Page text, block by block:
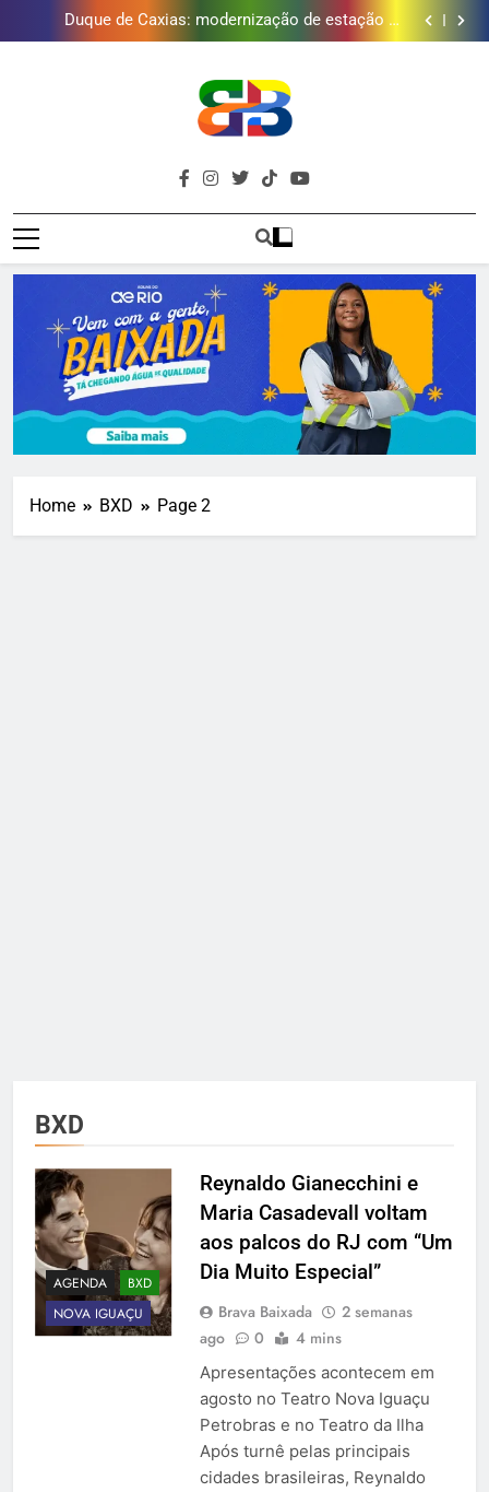
tratamento reforça abastecimento de água
Guanabara tem diversas opções de vinhos para
presentear o seu pai. Descubra como escolher o que
Gastro Samba reúne Nosso Sentimento e Gustavo
Golfe e fortalece projeto que atende 140 crianças
Duque de Caxias: modernização de estação de
tratamento reforça abastecimento de água
Guanabara tem diversas opções de vinhos para
presentear o seu pai. Descubra como escolher o que
mais combina com ele
Gastro Samba reúne Nosso Sentimento e Gustavo
Lins em Nova Iguaçu neste fim de semana
Brava
Baixada
Baixada Fluminense Em Destaque!
Home BXD Page 2
BXD
AGENDA
BXD
NOVA IGUAÇU
Reynaldo Gianecchini e
Maria Casadevall voltam
aos palcos do RJ com “Um
Dia Muito Especial”
Brava Baixada
2 semanas
ago
0 4 mins
Apresentações acontecem em
agosto no Teatro Nova Iguaçu
Petrobras e no Teatro da Ilha
Após turnê pelas principais
cidades brasileiras, Reynaldo